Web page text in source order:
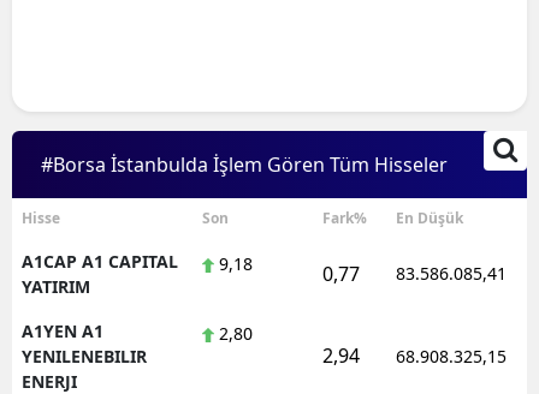
#Borsa İstanbulda İşlem Gören Tüm Hisseler
Hisse Son Fark% En Düşük
A1CAP A1 CAPITAL
YATIRIM
9,18 0,77 83.586.085,41
A1YEN A1
YENILENEBILIR
ENERJI
2,80
2,94 68.908.325,15